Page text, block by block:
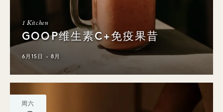
1 Kitchen
GOOP维生素C+免疫果昔
6月15日 - 8月
周六